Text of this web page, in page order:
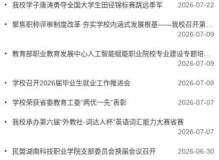
我校学子唐涛勇夺全国大学生田径锦标赛跳远季军 2026-07-22
2026-07-09
2026-07-09
​学校召开2026届毕业生就业工作推进会 2026-07-08
学校荣获省委教育工委“两优一先”表彰 2026-07-07
我校承办第六届“外教社·词达人杯”英语词汇能力大赛省赛
2026-07-07
民盟湖南科技职业学院支部委员会换届会议召开 2026-06-30